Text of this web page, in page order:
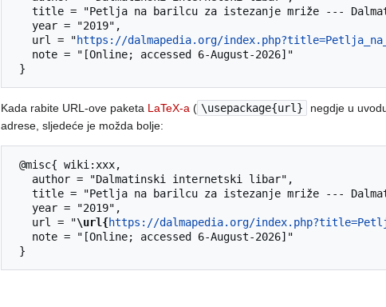
   url = "
https://dalmapedia.org/
Kada rabite URL-ove paketa LaTeX-a ( \usepackage{url}
negdje u
adrese, sljedeće je možda bolje:
   url = "
\url{https://dalmapedia.org/